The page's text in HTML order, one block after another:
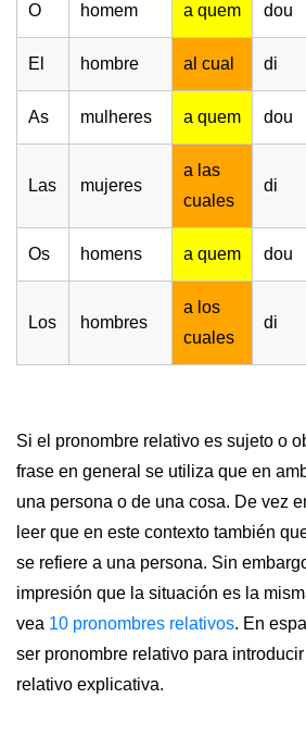
O homem a quem dou
El hombre al cual di
As mulheres a quem dou
Las mujeres
a las
cuales
di
Os homens a quem dou
Los hombres
a los
cuales
di
Si el pronombre relativo es sujeto o
frase en general se utiliza que en
una persona o de una cosa. De vez
leer que en este contexto también
se refiere a una persona. Sin
impresión que la situación es la
vea 10 pronombres relativos. En
ser pronombre relativo para
relativo explicativa.